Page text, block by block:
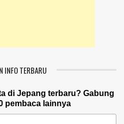
INFO TERBARU
di Jepang terbaru? Gabung
pembaca lainnya